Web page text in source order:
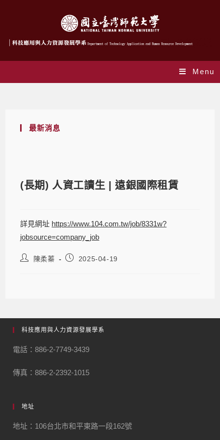
Menu
最新消息
(長期) 人資工讀生 | 遠銀國際租賃
詳見網址 https://www.104.com.tw/job/8331w?
jobsource=company_job
陳柔蓁 2025-04-19
科技應用與人力資源發展學系
電話：886-2-7749-3439
傳真：886-2-2392-1015
地址
地址：106台北市和平東路一段162號